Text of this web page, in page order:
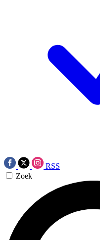
RSS
Zoek